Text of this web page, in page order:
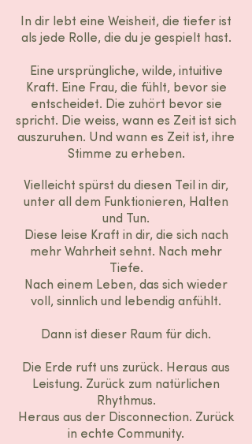
In dir lebt eine Weisheit, die tiefer ist
als jede Rolle, die du je gespielt hast.
Eine ursprüngliche, wilde, intuitive
Kraft. Eine Frau, die fühlt, bevor sie
entscheidet. Die zuhört bevor sie
spricht. Die weiss, wann es Zeit ist sich
auszuruhen. Und wann es Zeit ist, ihre
Stimme zu erheben.
Vielleicht spürst du diesen Teil in dir,
unter all dem Funktionieren, Halten
und Tun.
Diese leise Kraft in dir, die sich nach
mehr Wahrheit sehnt. Nach mehr
Tiefe.
Nach einem Leben, das sich wieder
voll, sinnlich und lebendig anfühlt.
Dann ist dieser Raum für dich.
Die Erde ruft uns zurück. Heraus aus
Leistung. Zurück zum natürlichen
Rhythmus.
Heraus aus der Disconnection. Zurück
in echte Community.